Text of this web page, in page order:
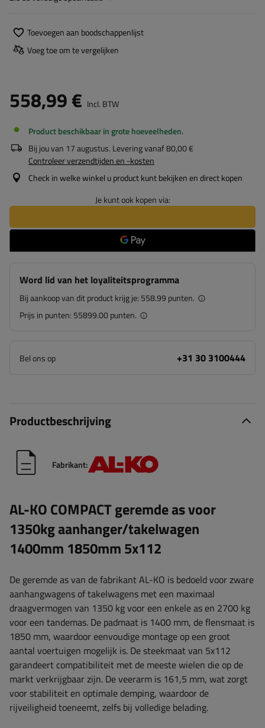
Toevoegen aan boodschappenlijst
Voeg toe om te vergelijken
558,99 € Incl. BTW
Product beschikbaar in grote hoeveelheden
Bij jou van 17 augustus. Levering vanaf80,00 €
Controleer verzendtijden en -kosten
Check in welke winkel u product kunt bekijken en direct kopen
Je kunt ook kopen via:
Word lid van het loyaliteitsprogramma
Bij aankoop van dit product krijg je: 558.99 punten.
Prijs in punten: 55899.00 punten.
Bel ons op +31 30 3100444
Productbeschrijving
Fabrikant:
AL-KO COMPACT geremde as voor
1350kg aanhanger/takelwagen
1400mm 1850mm 5x112
De geremde as van de fabrikant AL-KO is bedoeld voor zware
aanhangwagens of takelwagens met een maximaal
draagvermogen van 1350 kg voor een enkele as en 2700 kg
voor een tandemas. De padmaat is ​​1400 mm, de flensmaat is
​​1850 mm, waardoor eenvoudige montage op een groot
aantal voertuigen mogelijk is. De steekmaat van 5x112
garandeert compatibiliteit met de meeste wielen die op de
markt verkrijgbaar zijn. De veerarm is ​​161,5 mm, wat zorgt
voor stabiliteit en optimale demping, waardoor de
rijveiligheid toeneemt, zelfs bij volledige belading.